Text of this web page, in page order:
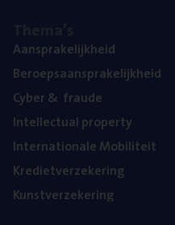
Aan­spra­ke­lijk­heid
Beroeps­aan­spra­ke­lijk­heid
Cyber& fraude
Intel­lec­tu­al property
Inter­na­ti­o­na­le Mobiliteit
Kre­diet­ver­ze­ke­ring
Kunst­ver­ze­ke­ring